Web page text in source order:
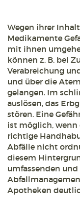
Wegen ihrer
Medikamente
mit ihnen
können z. B. bei
Verabreichung
und über die
gelangen. Im
auslösen, das
stören. Eine
ist möglich, wenn
richtige
Abfälle nicht
diesem
umfassenden
Apotheken